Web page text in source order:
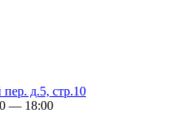
д.5, стр.10
— 18:00